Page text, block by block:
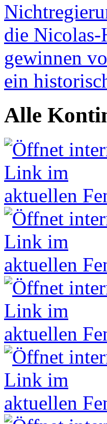
die Nicolas-
gewinnen
ein
Alle